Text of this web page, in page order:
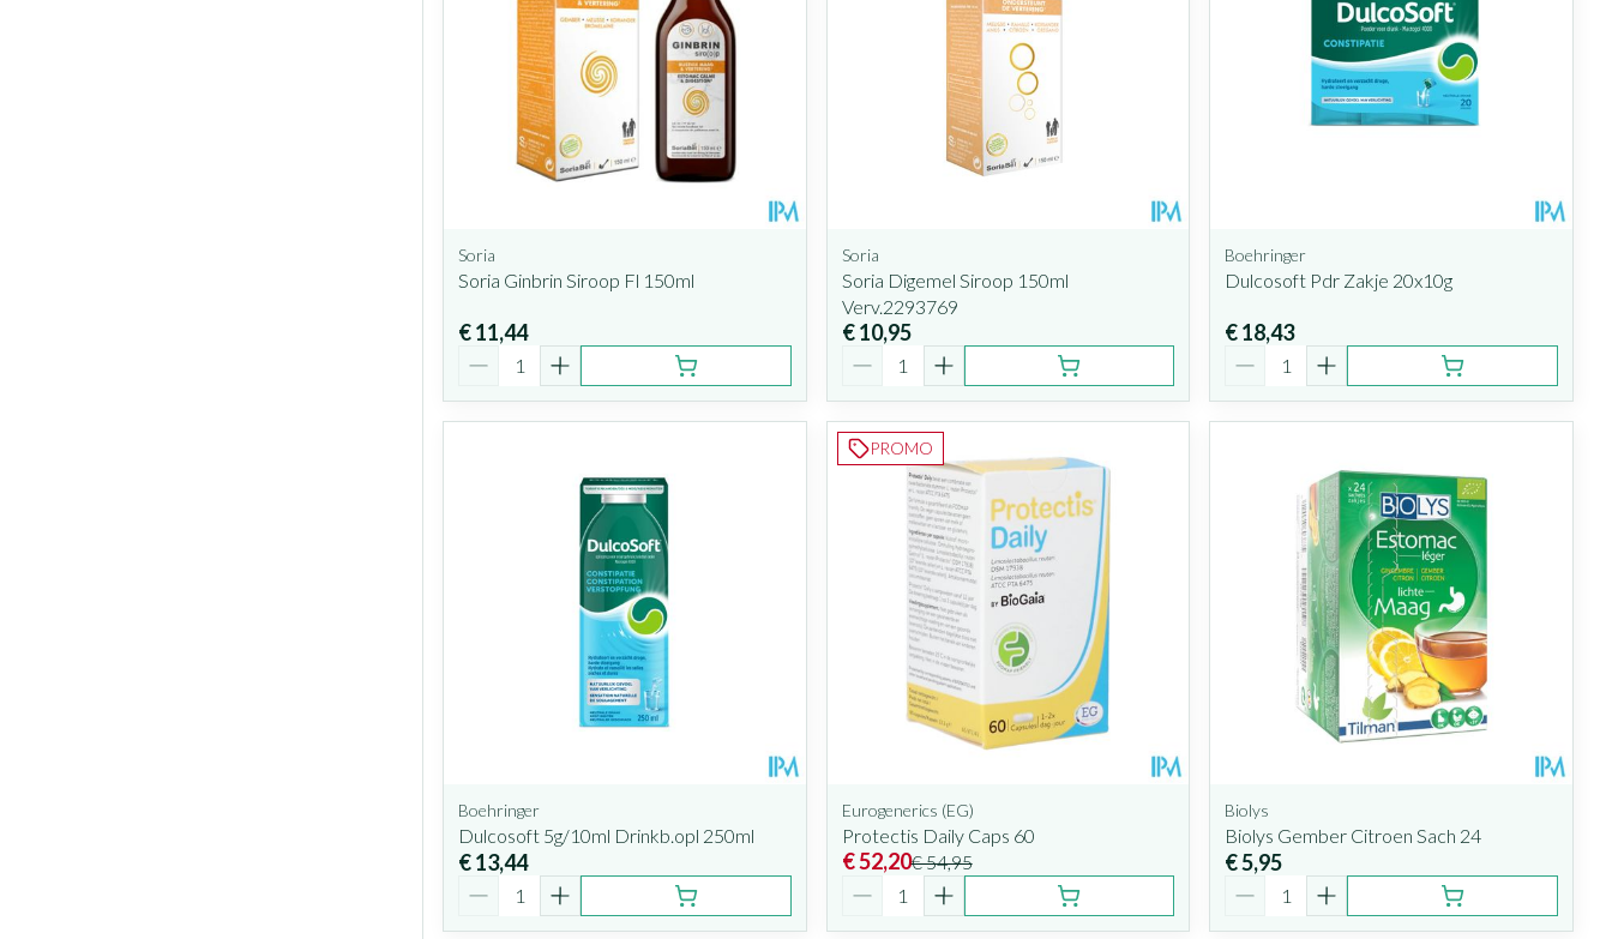
Soria
Soria Ginbrin Siroop Fl 150ml
€ 11,44
Soria
Soria Digemel Siroop 150ml
Verv.2293769
€ 10,95
Boehringer
Dulcosoft Pdr Zakje 20x10g
€ 18,43
Boehringer
Dulcosoft 5g/10ml Drinkb.opl 250ml
€ 13,44
PROMO
Eurogenerics (EG)
Protectis Daily Caps 60
€ 54,95
€ 52,20
Biolys
Biolys Gember Citroen Sach 24
€ 5,95